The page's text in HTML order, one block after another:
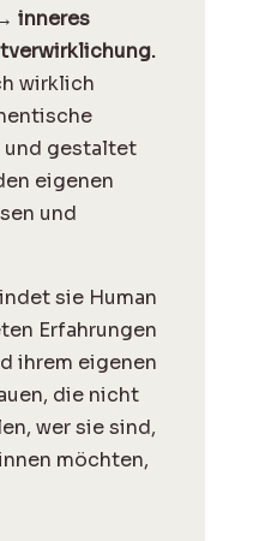
inneres
wirklich
und gestaltet
eigenen
und
sie Human
Erfahrungen
ihrem eigenen
die nicht
wer sie sind,
möchten,